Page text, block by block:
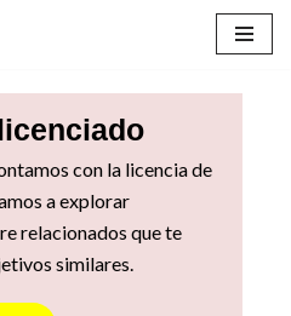
con la licencia de
a explorar
relacionados que te
similares.